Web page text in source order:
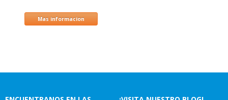
Mas informacion